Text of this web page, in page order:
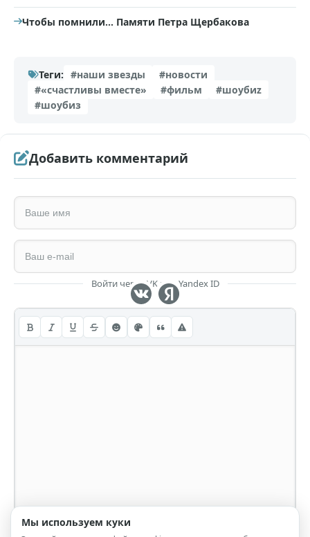
Чтобы помнили... Памяти Петра Щербакова
Теги: #наши звезды
#новости
#«счастливы вместе»
#фильм
#шоубиz
#шоубиз
Добавить комментарий
Войти через VK или Yandex ID
Мы используем куки